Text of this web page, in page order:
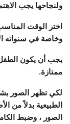
ولنجاحها يجب
اختر الوقت
وخاصة في سنواته
يجب أن يكون
ممتازة.
لكي تظهر الصور
الطبيعية بدلاً من
الصور ، وضبط